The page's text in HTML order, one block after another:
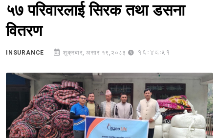
५७ परिवारलाई सिरक तथा डसना
वितरण
INSURANCE शुक्रबार, असार १९,२०८३ 16:48:51